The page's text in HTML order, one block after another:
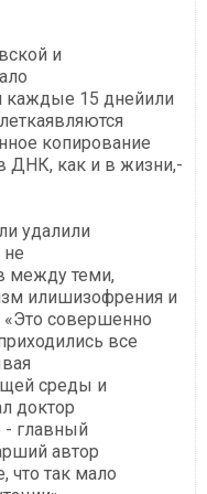
и
каждые 15 днейили
копирование
ДНК, как и в жизни,-
удалили
не
между теми,
илишизофрения и
«Это совершенно
все
среды и
доктор
- главный
автор
что так мало